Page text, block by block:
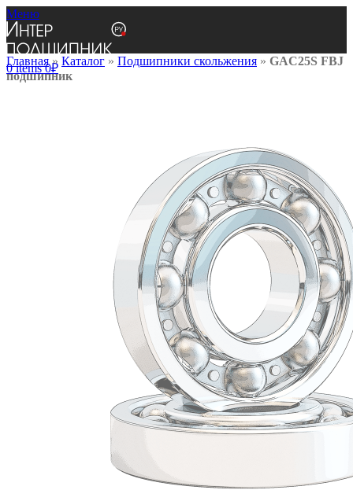
Меню
0items 0₽
Главная» Каталог » Подшипники скольжения » GAC25S FBJ
подшипник